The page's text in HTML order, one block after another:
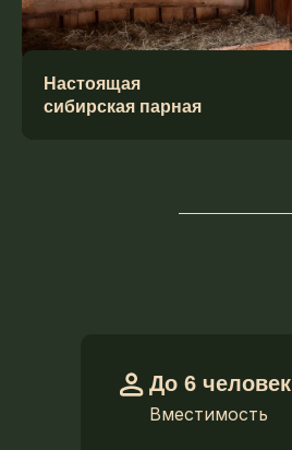
Настоящая
сибирская парная
До 6 человек
Вместимость